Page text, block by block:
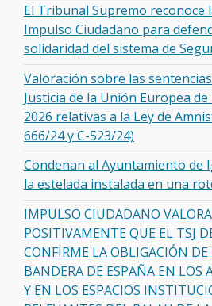
El Tribunal Supremo reconoce
Impulso Ciudadano para
solidaridad del sistema de
Valoración sobre las
Justicia de la Unión Europea
2026 relativas a la Ley de
666/24 y C-523/24)
Condenan al Ayuntamiento de
la estelada instalada en una
IMPULSO CIUDADANO VALORA
POSITIVAMENTE QUE EL TSJ
CONFIRME LA OBLIGACIÓN DE
BANDERA DE ESPAÑA EN LOS
Y EN LOS ESPACIOS